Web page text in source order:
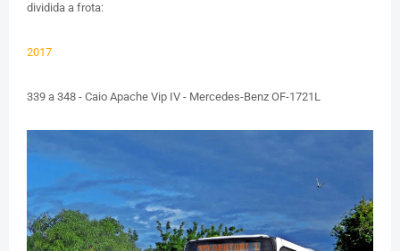
dividida a frota:
2017
339 a 348 - Caio Apache Vip IV - Mercedes-Benz OF-1721L